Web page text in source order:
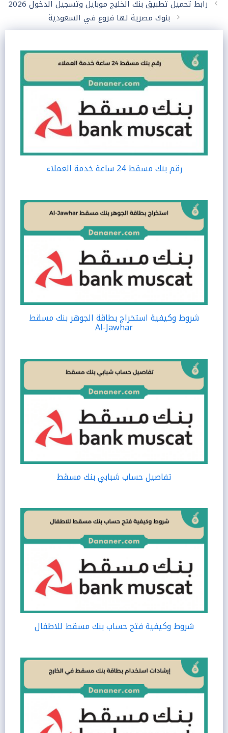
رابط تحميل تطبيق بنك الخليج موبايل وتسجيل الدخول 2026
بنوك مصرية لها فروع في السعودية
رقم بنك مسقط 24 ساعة خدمة العملاء
شروط وكيفية استخراج بطاقة الجوهر بنك مسقط
Al-Jawhar
تفاصيل حساب شبابي بنك مسقط
شروط وكيفية فتح حساب بنك مسقط للاطفال